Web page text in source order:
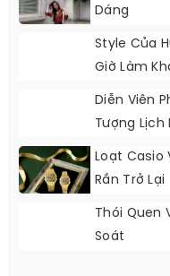
Dáng
Style Của
Giờ Làm
Diễn Viên
Tượng Lịch
Loạt Casio
Rần Trở Lại
Thói Quen
Soát